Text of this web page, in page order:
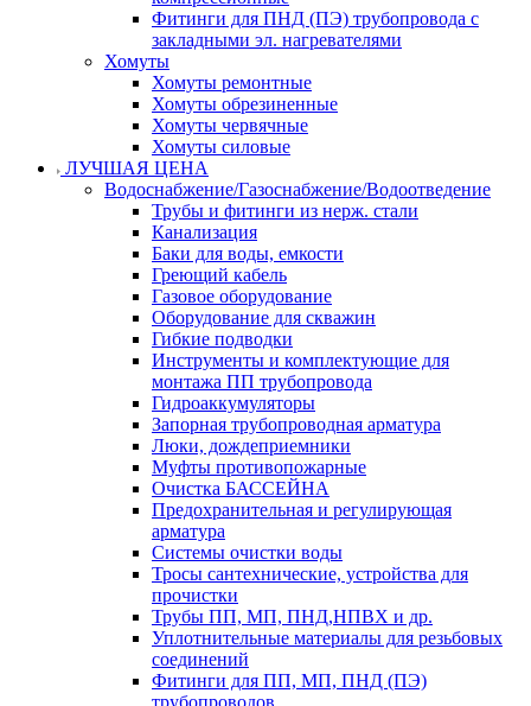
Фитинги для ПНД (ПЭ) трубопровода с
закладными эл. нагревателями
Хомуты
Хомуты ремонтные
Хомуты обрезиненные
Хомуты червячные
Хомуты силовые
ЛУЧШАЯ ЦЕНА
Водоснабжение/Газоснабжение/Водоотведение
Трубы и фитинги из нерж. стали
Канализация
Баки для воды, емкости
Греющий кабель
Газовое оборудование
Оборудование для скважин
Гибкие подводки
Инструменты и комплектующие для
монтажа ПП трубопровода
Гидроаккумуляторы
Запорная трубопроводная арматура
Люки, дождеприемники
Муфты противопожарные
Очистка БАССЕЙНА
Предохранительная и регулирующая
арматура
Системы очистки воды
Тросы сантехнические, устройства для
прочистки
Трубы ПП, МП, ПНД,НПВХ и др.
Уплотнительные материалы для резьбовых
соединений
Фитинги для ПП, МП, ПНД (ПЭ)
трубопроводов